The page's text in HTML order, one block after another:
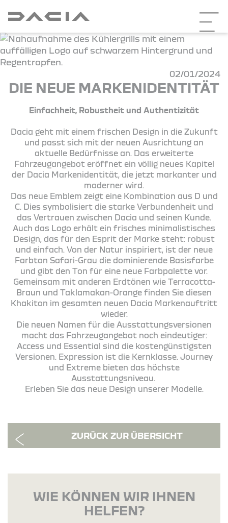
02/01/2024
DIE NEUE MARKENIDENTITÄT
Einfachheit, Robustheit und Authentizität
Dacia geht mit einem frischen Design in die Zukunft
und passt sich mit der neuen Ausrichtung an
aktuelle Bedürfnisse an. Das erweiterte
Fahrzeugangebot eröffnet ein völlig neues Kapitel
der Dacia Markenidentität, die jetzt markanter und
moderner wird.
Das neue Emblem zeigt eine Kombination aus D und
C. Dies symbolisiert die starke Verbundenheit und
das Vertrauen zwischen Dacia und seinen Kunde.
Auch das Logo erhält ein frisches minimalistisches
Design, das für den Esprit der Marke steht: robust
und einfach. Von der Natur inspiriert, ist der neue
Farbton Safari-Grau die dominierende Basisfarbe
und gibt den Ton für eine neue Farbpalette vor.
Gemeinsam mit anderen Erdtönen wie Terracotta-
Braun und Taklamakan-Orange finden Sie diesen
Khakiton im gesamten neuen Dacia Markenauftritt
wieder.
Die neuen Namen für die Ausstattungsversionen
macht das Fahrzeugangebot noch eindeutiger:
Access und Essential sind die kostengünstigsten
Versionen. Expression ist die Kernklasse. Journey
und Extreme bieten das höchste
Ausstattungsniveau.
Erleben Sie das neue Design unserer Modelle.
ZURÜCK ZUR ÜBERSICHT
WIE KÖNNEN WIR IHNEN
HELFEN?